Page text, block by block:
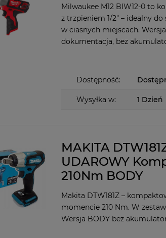
Milwaukee M12 BIW12-0 to
z trzpieniem 1/2" – idealny
w ciasnych miejscach.
dokumentacja, bez
Dostępność:
Wysyłka w: 1 Dzień
MAKITA
UDAROWY
210Nm BODY
Makita DTW181Z –
momencie 210 Nm. W
Wersja BODY bez